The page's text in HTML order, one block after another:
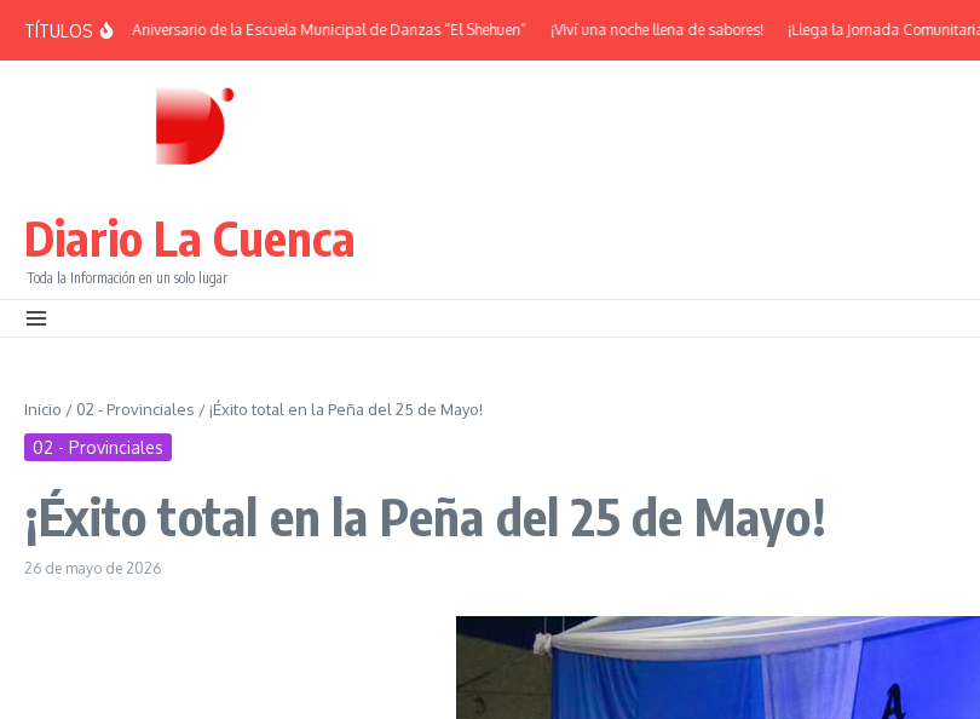
TÍTULOS| 38° Aniversario de la Escuela Municipal de Danzas “El Shehuen” ¡Viví una noche llena de sabores! ¡Llega la Jornada Comunitaria!
Diario La Cuenca
Toda la Información en un solo lugar
Inicio / 02 - Provinciales / ¡Éxito total en la Peña del 25 de Mayo!
02 - Provinciales
¡Éxito total en la Peña del 25 de Mayo!
26 de mayo de 2026